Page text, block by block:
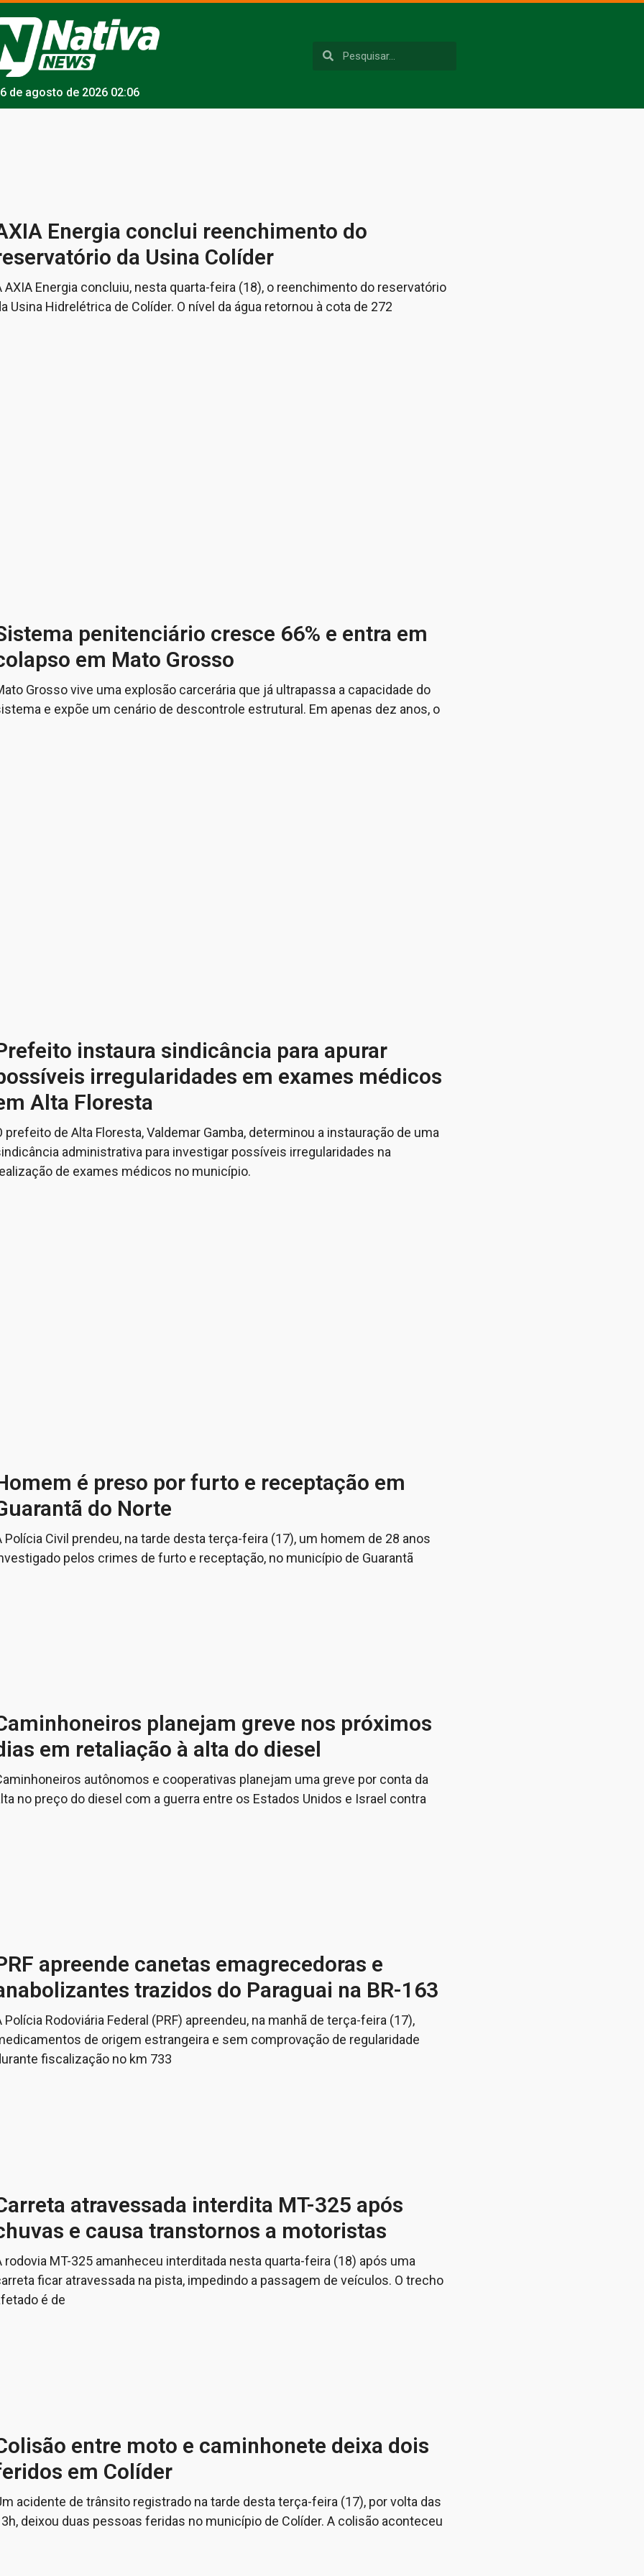
6 de agosto de 2026 02:06
Energia conclui reenchimento do
da Usina Colíder
AXIA Energia concluiu, nesta quarta-feira (18), o reenchimento do reservatório
Usina Hidrelétrica de Colíder. O nível da água retornou à cota de 272
penitenciário cresce 66% e entra em
em Mato Grosso
Grosso vive uma explosão carcerária que já ultrapassa a capacidade do
e expõe um cenário de descontrole estrutural. Em apenas dez anos, o
instaura sindicância para apurar
irregularidades em exames médicos
Alta Floresta
prefeito de Alta Floresta, Valdemar Gamba, determinou a instauração de uma
administrativa para investigar possíveis irregularidades na
de exames médicos no município.
é preso por furto e receptação em
do Norte
Polícia Civil prendeu, na tarde desta terça-feira (17), um homem de 28 anos
pelos crimes de furto e receptação, no município de Guarantã
planejam greve nos próximos
em retaliação à alta do diesel
autônomos e cooperativas planejam uma greve por conta da
no preço do diesel com a guerra entre os Estados Unidos e Israel contra
apreende canetas emagrecedoras e
trazidos do Paraguai na BR-163
Polícia Rodoviária Federal (PRF) apreendeu, na manhã de terça-feira (17),
de origem estrangeira e sem comprovação de regularidade
fiscalização no km 733
atravessada interdita MT-325 após
e causa transtornos a motoristas
rodovia MT-325 amanheceu interditada nesta quarta-feira (18) após uma
ficar atravessada na pista, impedindo a passagem de veículos. O trecho
é de
entre moto e caminhonete deixa dois
em Colíder
acidente de trânsito registrado na tarde desta terça-feira (17), por volta das
deixou duas pessoas feridas no município de Colíder. A colisão aconteceu